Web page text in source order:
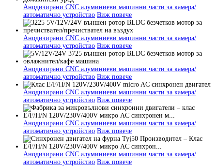
Анодизирани CNC алуминиеви машинни части за камера/
автоматично устройство Виж повече
Анодизирани CNC алуминиеви машинни части за камера/
автоматично устройство Виж повече
Анодизирани CNC алуминиеви машинни части за камера/
автоматично устройство Виж повече
Анодизирани CNC алуминиеви машинни части за камера/
автоматично устройство Виж повече
Анодизирани CNC алуминиеви машинни части за камера/
автоматично устройство Виж повече
Анодизирани CNC алуминиеви машинни части за камера/
автоматично устройство Виж повече